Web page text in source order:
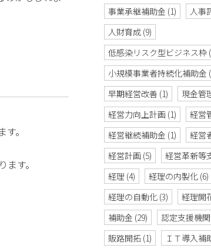
。
す。
事業承継補助金 (1) 人事
人財育成 (9)
低感染リスク型ビジネス枠
小規模事業者持続化補助金
早期経営改善 (1) 現金管
経営力向上計画 (1) 経営
経営継続補助金 (1) 経営
経営計画 (5) 経営革新等
経理 (4) 経理の内製化 (6)
経理の自動化 (3) 経理開
補助金 (29) 認定支援機関
販路開拓 (1) ＩＴ導入補